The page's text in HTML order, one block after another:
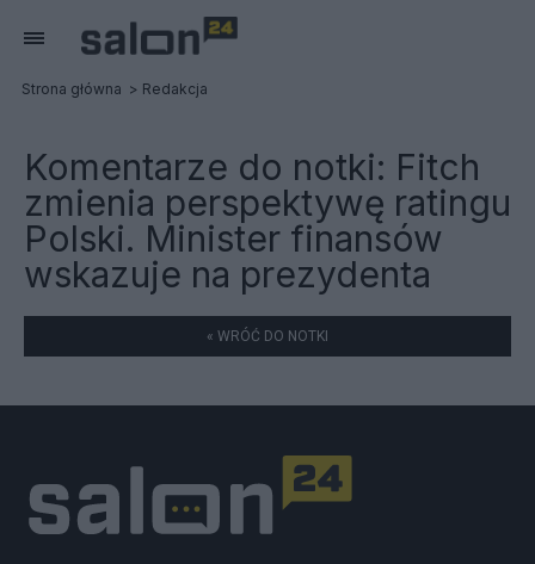
Strona główna Redakcja
Komentarze do notki: Fitch
zmienia perspektywę ratingu
Polski. Minister finansów
wskazuje na prezydenta
« WRÓĆ DO NOTKI